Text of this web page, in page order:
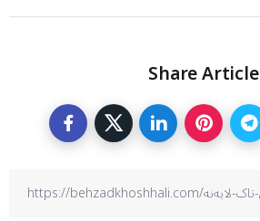
Share Article